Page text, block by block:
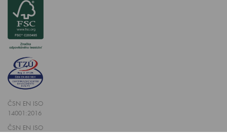
ČSN EN ISO
14001:2016
ČSN EN ISO